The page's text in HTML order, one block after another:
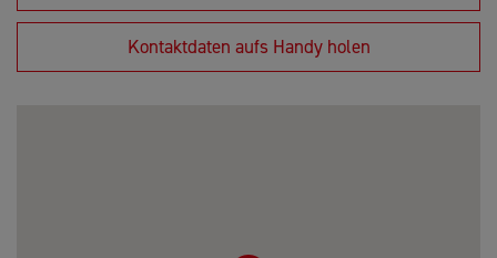
Kontaktdaten aufs Handy holen